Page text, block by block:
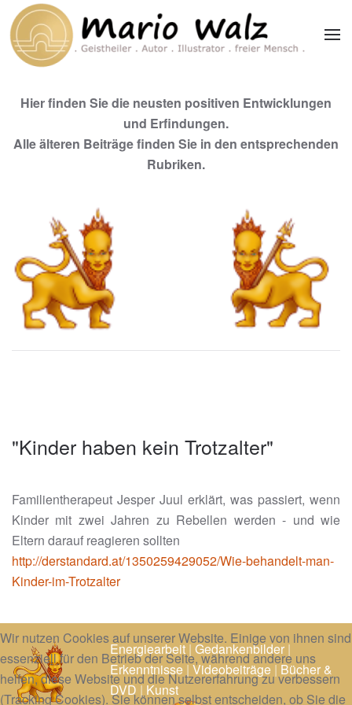
Zum Hauptinhalt springen
Hier finden Sie die neusten positiven Entwicklungen
und Erfindungen.
Alle älteren Beiträge finden Sie in den entsprechenden
Rubriken.
"Kinder haben kein Trotzalter"
Familientherapeut Jesper Juul erklärt, was passiert, wenn
Kinder mit zwei Jahren zu Rebellen werden - und wie
Eltern darauf reagieren sollten
http://derstandard.at/1350259429052/Wie-behandelt-man-
Kinder-im-Trotzalter
Energiearbeit|Gedankenbilder|
Erkenntnisse|Videobeiträge|Bücher &
DVD|Kunst
Wir nutzen Cookies auf unserer Website. Einige von ihnen sind
essenziell für den Betrieb der Seite, während andere uns
helfen, diese Website und die Nutzererfahrung zu verbessern
(Tracking Cookies). Sie können selbst entscheiden, ob Sie die